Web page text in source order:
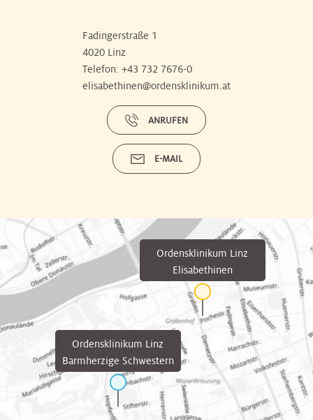
Fadingerstraße 1
4020 Linz
Telefon: +43 732 7676-0
elisabethinen@ordensklinikum.at
ANRUFEN
E-MAIL
Ordensklinikum Linz
Barmherzige Schwestern
Ordensklinikum Linz
Elisabethinen